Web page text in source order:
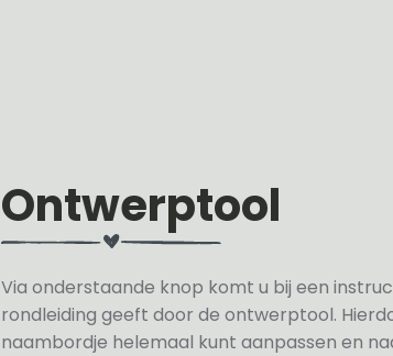
Ontwerptool
Via onderstaande knop komt u bij een
rondleiding geeft door de ontwerptool.
naambordje helemaal kunt aanpassen en